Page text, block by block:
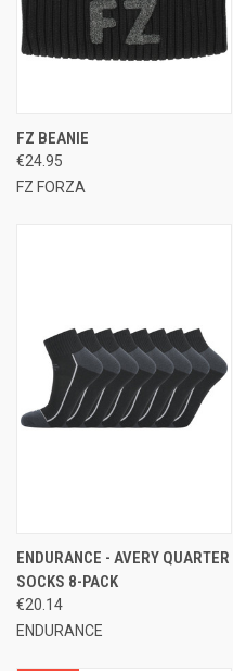
FZ BEANIE
€24.95
FZ FORZA
ENDURANCE - AVERY QUARTER
SOCKS 8-PACK
€20.14
ENDURANCE